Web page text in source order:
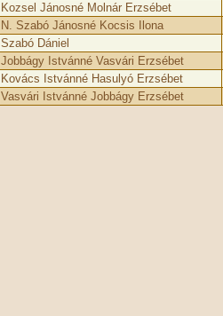
Kozsel Jánosné Molnár Erzsébet
N. Szabó Jánosné Kocsis Ilona
Szabó Dániel
Jobbágy Istvánné Vasvári Erzsébet
Kovács Istvánné Hasulyó Erzsébet
Vasvári Istvánné Jobbágy Erzsébet